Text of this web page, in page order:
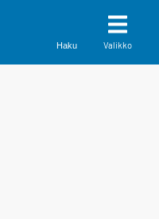
Haku Valikko